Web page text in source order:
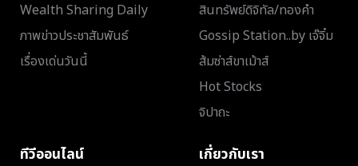
Wealth Sharing Daily
ภาพข่าวประชาสัมพันธ์
เรื่องเด่นวันนี้
สินทรัพย์ดิจิทัล/ทองคำ
Gossip Station..by เจ๊จิ๋ม
ส้มซ่าส์ขาเม้าส์
Hot Stocks
จิปาถะ
ทีวีออนไลน์ เกี่ยวกับเรา